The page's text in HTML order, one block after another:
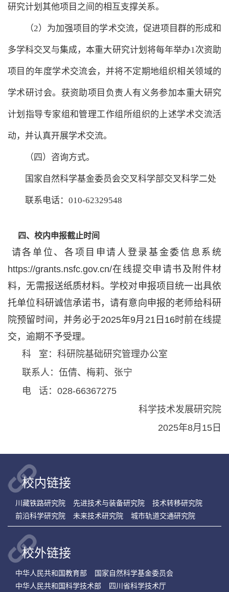
研究计划其他项目之间的相互支撑关系。
（2）为加强项目的学术交流，促进项目群的形成和
多学科交叉与集成，本重大研究计划将每年举办1次资助
项目的年度学术交流会，并将不定期地组织相关领域的
学术研讨会。获资助项目负责人有义务参加本重大研究
计划指导专家组和管理工作组所组织的上述学术交流活
动，并认真开展学术交流。
（四）咨询方式。
国家自然科学基金委员会交叉科学部交叉科学二处
联系电话：010-62329548
四、校内申报截止时间
请各单位、各项目申请人登录基金委信息系统
https://grants.nsfc.gov.cn/在线提交申请书及附件材
料，无需报送纸质材料。学校对申报项目统一出具依
托单位科研诚信承诺书，请有意向申报的老师给科研
院预留时间，并务必于2025年9月21日16时前在线提
交，逾期不予受理。
科 室：科研院基础研究管理办公室
联系人：伍倩、梅莉、张宁
电 话：028-66367275
科学技术发展研究院
2025年8月15日
校内链接
川藏铁路研究院 先进技术与装备研究院
技术转移研究院
前沿科学研究院
未来技术研究院 城市轨道交通研究院
校外链接
中华人民共和国教育部
国家自然科学基金委员会
中华人民共和国科学技术部
四川省科学技术厅